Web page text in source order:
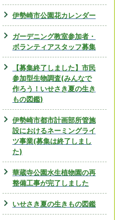
伊勢崎市公園花カレンダー
ガーデニング教室参加者・
ボランティアスタッフ募集
【募集終了しました】市民
参加型生物調査(みんなで
作ろう！いせさき夏の生き
もの図鑑)
伊勢崎市都市計画部所管施
設におけるネーミングライ
ツ事業(募集は終了しまし
た)
華蔵寺公園水生植物園の再
整備工事が完了しました
いせさき夏の生きもの図鑑